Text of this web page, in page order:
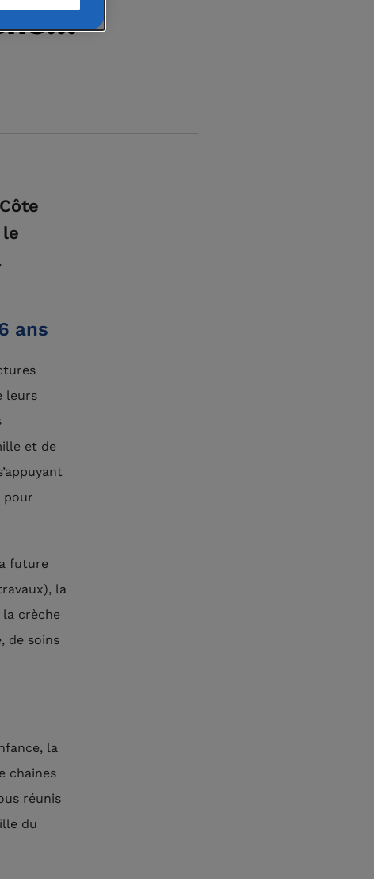
le
ans
leurs
et de
pour
future
la
la crèche
de soins
la
chaines
réunis
du